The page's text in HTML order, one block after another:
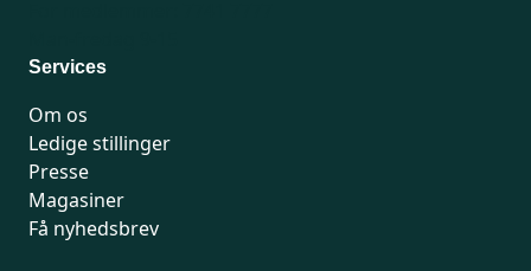
Services
Om os
Ledige stillinger
Presse
Magasiner
Få nyhedsbrev